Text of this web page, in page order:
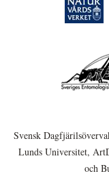
Svensk
Lunds Universitet,
och